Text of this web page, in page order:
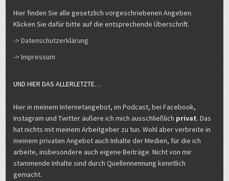
Hier finden Sie alle gesetzlich vorgeschriebenen Angeben.
Klicken Sie dafür bitte auf die entsprechende Überschrift.
-> Datenschutzerklärung
-> Impressum
UND HIER DAS ALLERLETZTE…
Hier in meinem Internetangebot, im Podcast, bei Facebook,
Instagram und Twitter äußere ich mich ausschließlich privat. Das
hat nichts mit meinem Arbeitgeber zu tun. Wohl aber verbreite in
meinem privaten Angebot auch Inhalte der Medien, für die ich
arbeite, insbesondere auch eigene Beiträge. Nicht von mir
stammende Inhalte sind durch Quellennennung kenntlich
gemacht.